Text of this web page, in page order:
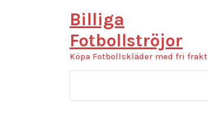
Billiga
Fotbollströjor
Köpa Fotbollskläder med fri frakt